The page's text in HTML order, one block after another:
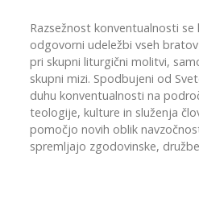
Razsežnost konventualnosti se
odgovorni udeležbi vseh
pri skupni liturgični molitvi,
skupni mizi. Spodbujeni od
duhu konventualnosti na
teologije, kulture in služenja
pomočjo novih oblik
spremljajo zgodovinske,